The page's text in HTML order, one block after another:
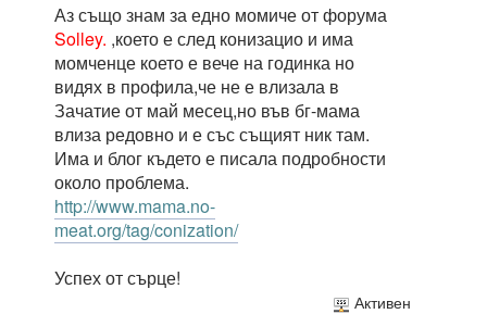
Аз също знам за едно момиче от форума
Solley. ,което е след конизацио и има
момченце което е вече на годинка но
видях в профила,че не е влизала в
Зачатие от май месец,но във бг-мама
влиза редовно и е със същият ник там.
Има и блог където е писала подробности
около проблема.
http://www.mama.no-
meat.org/tag/conization/
Успех от сърце!
Активен